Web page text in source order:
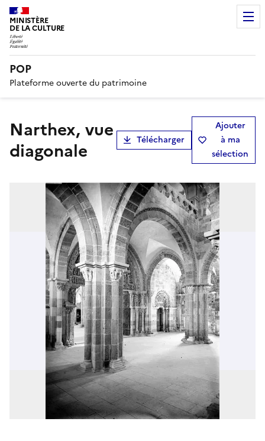
MINISTÈRE
DE LA CULTURE
POP
Plateforme ouverte du patrimoine
Narthex, vue
diagonale
Télécharger
Ajouter
à ma
sélection